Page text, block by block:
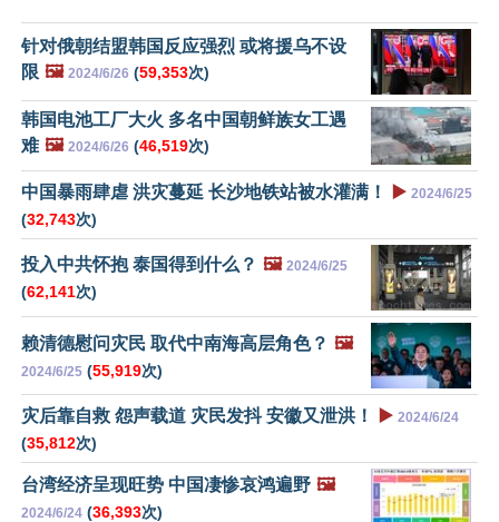
针对俄朝结盟韩国反应强烈 或将援乌不设
限 🖼️ 2024/6/26 (59,353次)
韩国电池工厂大火 多名中国朝鲜族女工遇
难 🖼️ 2024/6/26 (46,519次)
中国暴雨肆虐 洪灾蔓延 长沙地铁站被水灌满！ ▶️ 2024/6/25
(32,743次)
投入中共怀抱 泰国得到什么？ 🖼️ 2024/6/25
(62,141次)
赖清德慰问灾民 取代中南海高层角色？ 🖼️
2024/6/25 (55,919次)
灾后靠自救 怨声载道 灾民发抖 安徽又泄洪！ ▶️ 2024/6/24
(35,812次)
台湾经济呈现旺势 中国凄惨哀鸿遍野 🖼️
2024/6/24 (36,393次)